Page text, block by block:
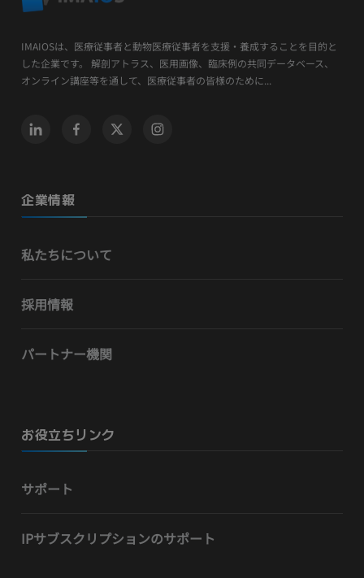
IMAIOSは、医療従事者と動物医療従事者を支援・養成することを目的と
した企業です。 解剖アトラス、医用画像、臨床例の共同データベース、
オンライン講座等を通して、医療従事者の皆様のために...
企業情報
私たちについて
採用情報
パートナー機関
お役立ちリンク
サポート
IPサブスクリプションのサポート